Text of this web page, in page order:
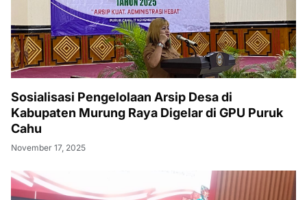
Sosialisasi Pengelolaan Arsip Desa di
Kabupaten Murung Raya Digelar di GPU Puruk
Cahu
November 17, 2025